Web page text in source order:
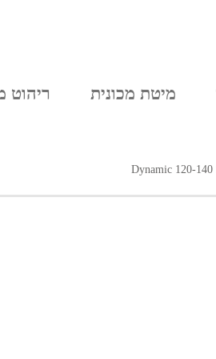
מיטת מכונית ריהוט